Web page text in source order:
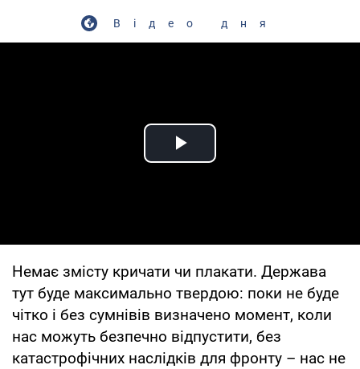
Відео дня
Play Video
Немає змісту кричати чи плакати. Держава
тут буде максимально твердою: поки не буде
чітко і без сумнівів визначено момент, коли
нас можуть безпечно відпустити, без
катастрофічних наслідків для фронту – нас не